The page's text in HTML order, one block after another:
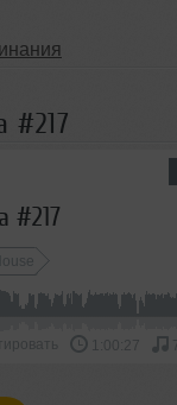
#217
#217
1:00:27